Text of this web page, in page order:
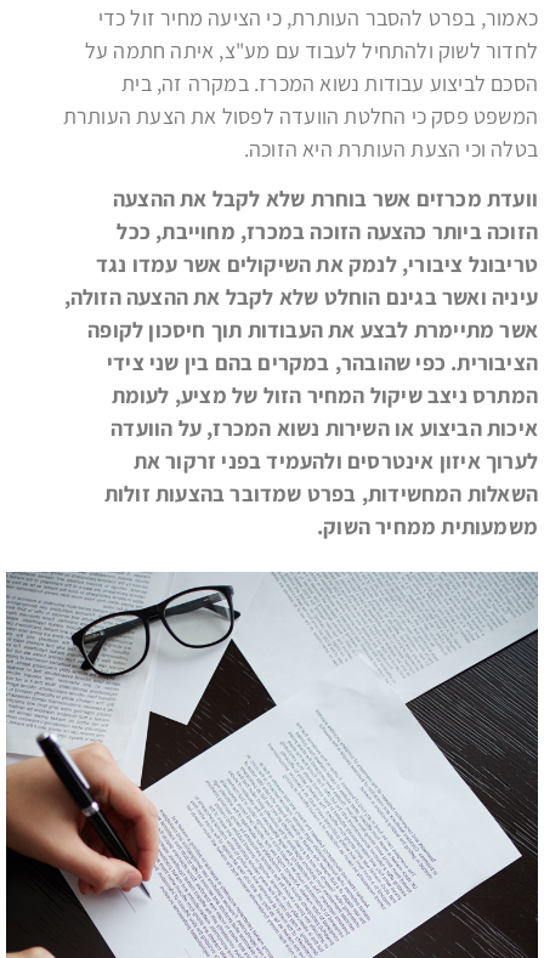
כאמור, בפרט להסבר העותרת, כי הציעה מחיר זול כדי
לחדור לשוק ולהתחיל לעבוד עם מע"צ, איתה חתמה על
הסכם לביצוע עבודות נשוא המכרז. במקרה זה, בית
המשפט פסק כי החלטת הוועדה לפסול את הצעת העותרת
בטלה וכי הצעת העותרת היא הזוכה.
וועדת מכרזים אשר בוחרת שלא לקבל את ההצעה
הזוכה ביותר כהצעה הזוכה במכרז, מחוייבת, ככל
טריבונל ציבורי, לנמק את השיקולים אשר עמדו נגד
עיניה ואשר בגינם הוחלט שלא לקבל את ההצעה הזולה,
אשר מתיימרת לבצע את העבודות תוך חיסכון לקופה
הציבורית. כפי שהובהר, במקרים בהם בין שני צידי
המתרס ניצב שיקול המחיר הזול של מציע, לעומת
איכות הביצוע או השירות נשוא המכרז, על הוועדה
לערוך איזון אינטרסים ולהעמיד בפני זרקור את
השאלות המחשידות, בפרט שמדובר בהצעות זולות
משמעותית ממחיר השוק.